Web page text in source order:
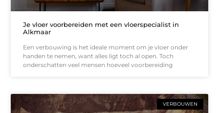
Je vloer voorbereiden met een vloerspecialist in
Alkmaar
Een verbouwing is het ideale moment om je vloer onder
handen te nemen, want alles ligt toch al open. Toch
onderschatten veel mensen hoeveel voorbereiding
VERBOUWEN